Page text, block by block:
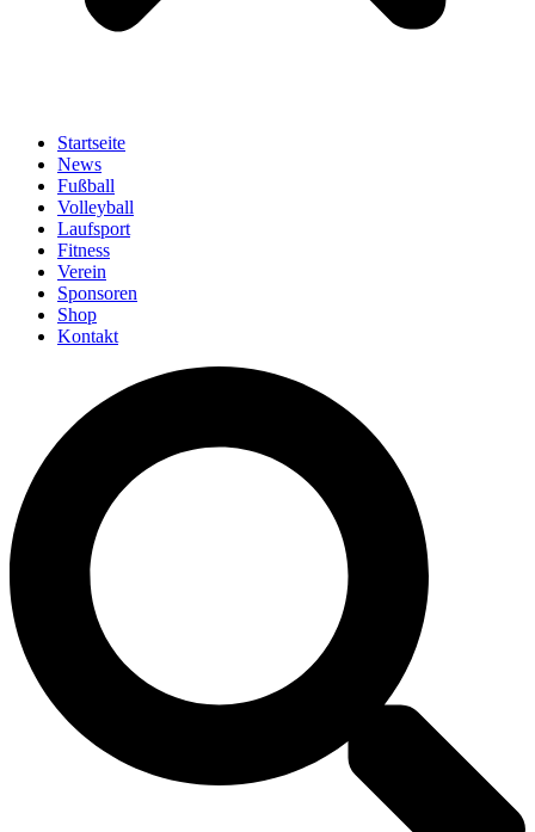
Startseite
News
Fußball
Volleyball
Laufsport
Fitness
Verein
Sponsoren
Shop
Kontakt